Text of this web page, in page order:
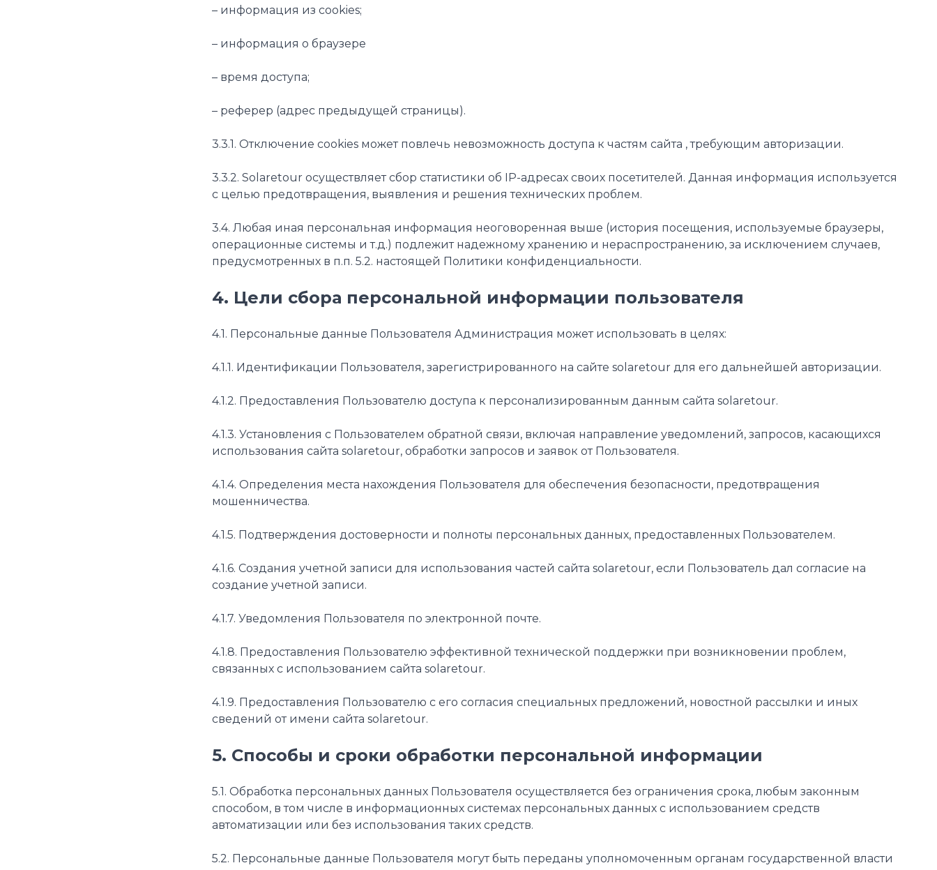
– информация из cookies;
– информация о браузере
– время доступа;
– реферер (адрес предыдущей страницы).
3.3.1. Отключение cookies может повлечь невозможность доступа к частям сайта , требующим авторизации.
3.3.2. Solaretour осуществляет сбор статистики об IP-адресах своих посетителей. Данная информация используется
с целью предотвращения, выявления и решения технических проблем.
3.4. Любая иная персональная информация неоговоренная выше (история посещения, используемые браузеры,
операционные системы и т.д.) подлежит надежному хранению и нераспространению, за исключением случаев,
предусмотренных в п.п. 5.2. настоящей Политики конфиденциальности.
4. Цели сбора персональной информации пользователя
4.1. Персональные данные Пользователя Администрация может использовать в целях:
4.1.1. Идентификации Пользователя, зарегистрированного на сайте solaretour для его дальнейшей авторизации.
4.1.2. Предоставления Пользователю доступа к персонализированным данным сайта solaretour.
4.1.3. Установления с Пользователем обратной связи, включая направление уведомлений, запросов, касающихся
использования сайта solaretour, обработки запросов и заявок от Пользователя.
4.1.4. Определения места нахождения Пользователя для обеспечения безопасности, предотвращения
мошенничества.
4.1.5. Подтверждения достоверности и полноты персональных данных, предоставленных Пользователем.
4.1.6. Создания учетной записи для использования частей сайта solaretour, если Пользователь дал согласие на
создание учетной записи.
4.1.7. Уведомления Пользователя по электронной почте.
4.1.8. Предоставления Пользователю эффективной технической поддержки при возникновении проблем,
связанных с использованием сайта solaretour.
4.1.9. Предоставления Пользователю с его согласия специальных предложений, новостной рассылки и иных
сведений от имени сайта solaretour.
5. Способы и сроки обработки персональной информации
5.1. Обработка персональных данных Пользователя осуществляется без ограничения срока, любым законным
способом, в том числе в информационных системах персональных данных с использованием средств
автоматизации или без использования таких средств.
5.2. Персональные данные Пользователя могут быть переданы уполномоченным органам государственной власти